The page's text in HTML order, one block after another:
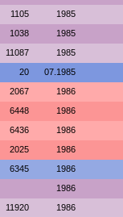
1105 1985
1038 1985
11087 1985
20 07.1985
2067 1986
6448 1986
6436 1986
2025 1986
6345 1986
1986
11920 1986